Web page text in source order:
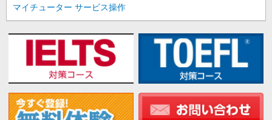
マイチューター サービス操作